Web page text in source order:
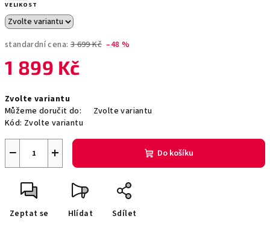
VELIKOST
standardní cena: 3 699 Kč –48 %
1 899 Kč
cena:
Zvolte variantu
Můžeme doručit do:
Zvolte variantu
Kód: Zvolte variantu
+
− Do košíku
Zeptat se Hlídat Sdílet